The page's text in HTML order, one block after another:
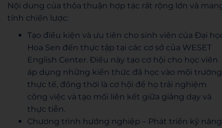
Nội dung của thỏa thuận hợp tác rất rộng lớn và
tính chiến lược:
Tạo điều kiện và ưu tiên cho sinh viên của Đại
Hoa Sen đến thực tập tại các cơ sở của WESET
English Center. Điều này tạo cơ hội cho học viên
áp dụng những kiến thức đã học vào môi trường
thực tế, đồng thời là cơ hội để họ trải nghiệm
công việc và tạo mối liên kết giữa giảng dạy và
thực tiễn.
Chương trình hướng nghiệp – Phát triển kỹ năng